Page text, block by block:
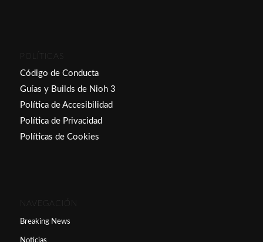
POLÍTICAS
Código de Conducta
Guías y Builds de Nioh 3
Política de Accesibilidad
Política de Privacidad
Políticas de Cookies
NAVEGACIÓN
Breaking News